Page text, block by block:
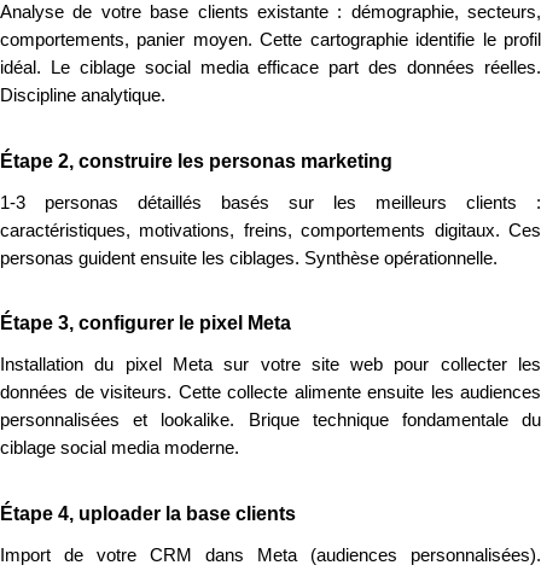
Analyse de votre base clients existante : démographie, secteurs,
comportements, panier moyen. Cette cartographie identifie le profil
idéal. Le ciblage social media efficace part des données réelles.
Discipline analytique.
Étape 2, construire les personas marketing
1-3 personas détaillés basés sur les meilleurs clients :
caractéristiques, motivations, freins, comportements digitaux. Ces
personas guident ensuite les ciblages. Synthèse opérationnelle.
Étape 3, configurer le pixel Meta
Installation du pixel Meta sur votre site web pour collecter les
données de visiteurs. Cette collecte alimente ensuite les audiences
personnalisées et lookalike. Brique technique fondamentale du
ciblage social media moderne.
Étape 4, uploader la base clients
Import de votre CRM dans Meta (audiences personnalisées).